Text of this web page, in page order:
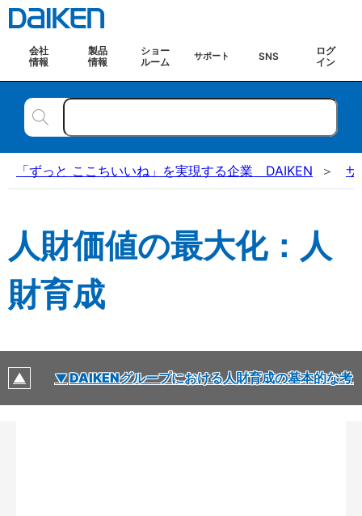
会社
情報
製品
情報
ショー
ルーム
サポート SNS
ログ
イン
「ずっと ここちいいね」を実現する企業 DAIKEN サ
人財価値の最大化：人
財育成
方針 DAIKENグループにおける人財育成の基本的な考